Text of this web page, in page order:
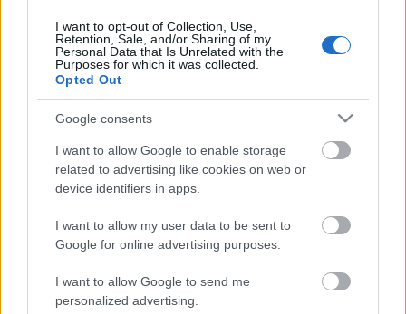
I want to opt-out of Collection, Use,
Retention, Sale, and/or Sharing of my
Personal Data that Is Unrelated with the
Purposes for which it was collected.
Opted Out
Google consents
I want to allow Google to enable storage
related to advertising like cookies on web or
device identifiers in apps.
I want to allow my user data to be sent to
Google for online advertising purposes.
I want to allow Google to send me
personalized advertising.
10. Javi Galán (Real Sociedad)
Tendencias de mercado - febrero: reina la estabilidad
mercado ha sido muy estable en
Repasamos las principales
subidas y bajadas en los últimos
29 días.
Los 10 más vendidos
Los jugadores más vendidos en Comunio durante febrero